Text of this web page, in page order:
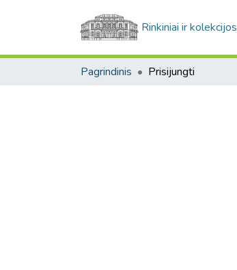
Rinkiniai ir kolekcijos
Pagrindinis Prisijungti